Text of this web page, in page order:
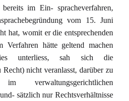
im Ein- spracheverfahren,
vom 15. Juni
hat, womit er die entsprechenden
Verfahren hätte geltend machen
unterliess, sah sich die
nicht veranlasst, darüber zu
verwaltungsgerichtlichen
sätzlich nur Rechtsverhältnisse